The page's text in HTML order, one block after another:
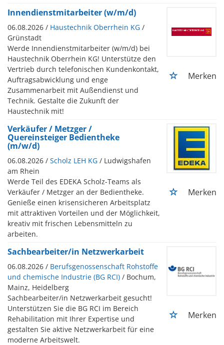
Innendienstmitarbeiter (w/m/d)
06.08.2026 / Haustechnik Oberrhein KG /
Grünstadt
Werde Innendienstmitarbeiter (w/m/d) bei
Haustechnik Oberrhein KG! Unterstütze den
Vertrieb durch telefonischen Kundenkontakt,
Auftragsabwicklung und enge
Zusammenarbeit mit Außendienst und
Technik. Gestalte die Zukunft der
Haustechnik mit!
Merken
Verkäufer / Metzger /
Quereinsteiger Bedientheke
(m/w/d)
06.08.2026 / Scholz LEH KG / Ludwigshafen
am Rhein
Werde Teil des EDEKA Scholz-Teams als
Verkäufer / Metzger an der Bedientheke.
Genieße einen krisensicheren Arbeitsplatz
mit attraktiven Vorteilen und der Möglichkeit,
kreativ mit frischen Lebensmitteln zu
arbeiten.
Merken
Sachbearbeiter/in Netzwerkarbeit
06.08.2026 / Berufsgenossenschaft Rohstoffe
und chemische Industrie (BG RCI) / Bochum,
Mainz, Heidelberg
Sachbearbeiter/in Netzwerkarbeit gesucht!
Unterstützen Sie die BG RCI im Bereich
Rehabilitation mit Ihrer Expertise und
gestalten Sie aktive Netzwerkarbeit für eine
moderne Arbeitswelt.
Merken